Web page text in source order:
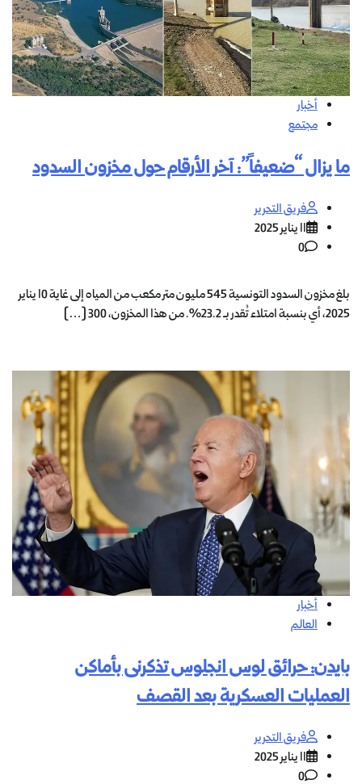
أخبار
مجتمع
ما يزال “ضعيفاً”: آخر الأرقام حول مخزون السدود
فريق التحرير
11 يناير 2025
0
بلغ مخزون السدود التونسية 545 مليون متر مكعب من المياه إلى غاية 10 يناير
2025، أي بنسبة امتلاء تُقدر بـ 23.2%. من هذا المخزون، 300 […]
أخبار
العالم
بايدن: حرائق لوس انجلوس تذكرنى بأماكن
العمليات العسكرية بعد القصف
فريق التحرير
11 يناير 2025
0